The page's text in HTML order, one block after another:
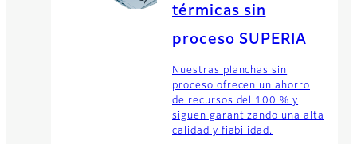
térmicas sin
proceso SUPERIA
Nuestras planchas sin
proceso ofrecen un ahorro
de recursos del 100 % y
siguen garantizando una alta
calidad y fiabilidad.